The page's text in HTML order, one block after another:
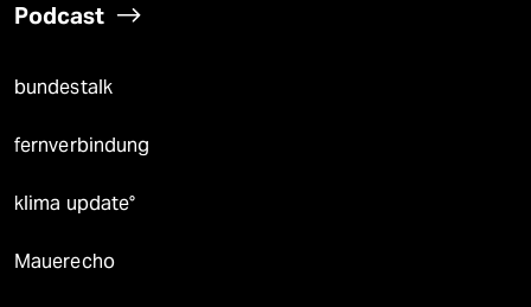
Podcast
bundestalk
fernverbindung
klima update°
Mauerecho